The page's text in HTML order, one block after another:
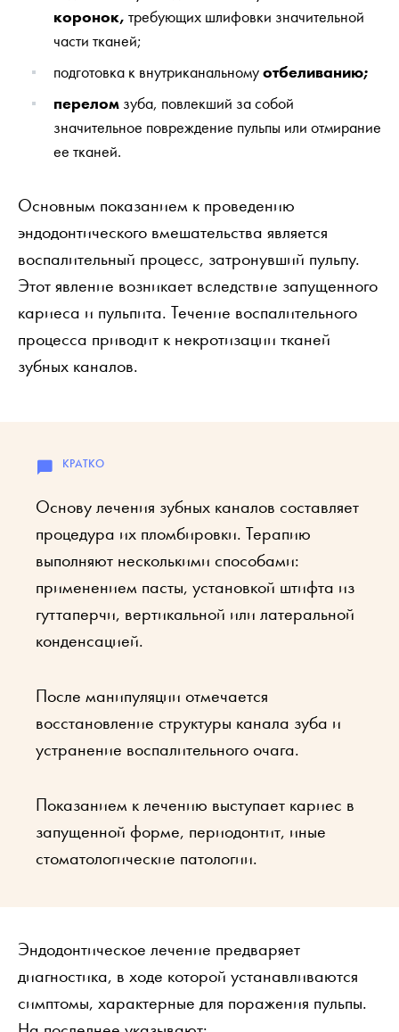
коронок, требующих шлифовки значительной
части тканей;
подготовка к внутриканальномуотбеливанию;
перелом зуба, повлекший за собой
значительное повреждение пульпы или отмирание
ее тканей.
Основным показанием к проведению
эндодонтического вмешательства является
воспалительный процесс, затронувший пульпу.
Этот явление возникает вследствие запущенного
кариеса и пульпита. Течение воспалительного
процесса приводит к некротизации тканей
зубных каналов.
Основу лечения зубных каналов составляет
процедура их пломбировки. Терапию
выполняют несколькими способами:
применением пасты, установкой штифта из
гуттаперчи, вертикальной или латеральной
конденсацией.
После манипуляции отмечается
восстановление структуры канала зуба и
устранение воспалительного очага.
Показанием к лечению выступает кариес в
запущенной форме, периодонтит, иные
стоматологические патологии.
Эндодонтическое лечение предваряет
диагностика, в ходе которой устанавливаются
симптомы, характерные для поражения пульпы.